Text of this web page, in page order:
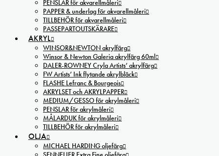
PENSLAR för akvarellmåleri
PAPPER & underlag för akvarellmåleri
TILLBEHÖR för akvarellmåleri
PASSEPARTOUTSKÄRARE
AKRYL
WINSOR&NEWTON akrylfärg
Winsor & Newton Galeria akrylfärg 60ml
DALER-ROWNEY Cryla Artists’ akrylfärg
FW Artists’ Ink flytande akrylbläck
FLASHE Lefranc & Bourgeois
AKRYLSET och AKRYLPAPPER
MEDIUM/GESSO för akrylmåleri
PENSLAR för akrylmåleri
MÅLARDUK för akrylmåleri
TILLBEHÖR för akrylmåleri
OLJA
MICHAEL HARDING oljefärg